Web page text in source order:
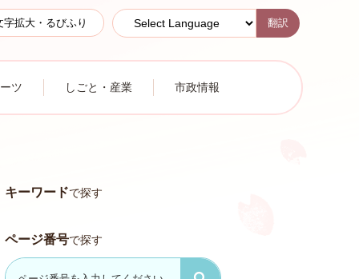
拡大・るびふり 翻訳
ツ しごと・産業 市政情報
キーワードで探す
ページ番号で探す